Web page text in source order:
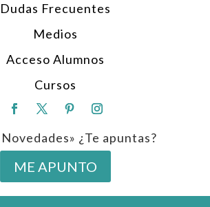
Dudas Frecuentes
Medios
Acceso Alumnos
Cursos
¿Te apuntas?
ME APUNTO